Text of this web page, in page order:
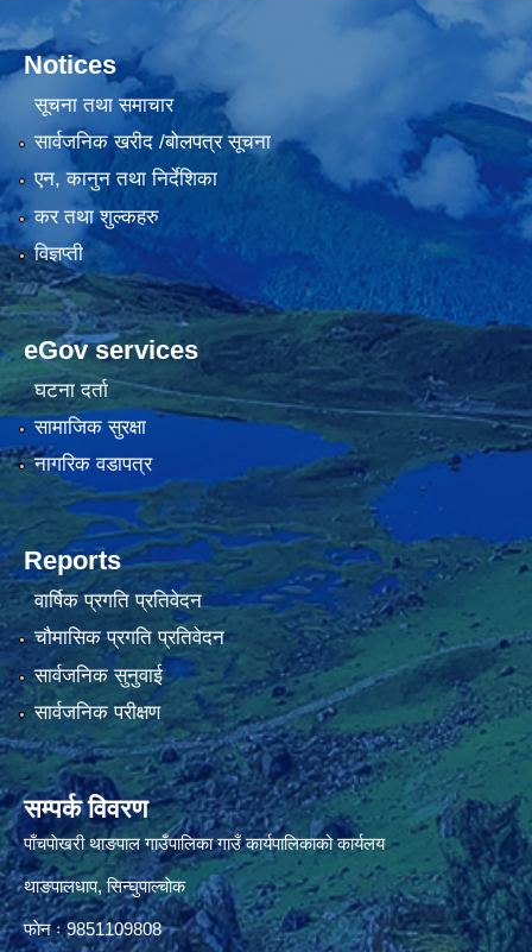
Notices
सूचना तथा समाचार
सार्वजनिक खरीद /बोलपत्र सूचना
एन, कानुन तथा निर्देशिका
कर तथा शुल्कहरु
विज्ञप्ती
eGov services
घटना दर्ता
सामाजिक सुरक्षा
नागरिक वडापत्र
Reports
वार्षिक प्रगति प्रतिवेदन
चौमासिक प्रगति प्रतिवेदन
सार्वजनिक सुनुवाई
सार्वजनिक परीक्षण
सम्पर्क विवरण
पाँचपाेखरी थाङपाल गाउँपालिका गाउँ कार्यपालिकाको कार्यलय
थाङपालधाप, सिन्घुपाल्चाेक
फाेन ः 9851109808